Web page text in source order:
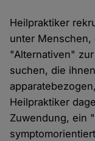
Heilpraktiker
unter Menschen,
"Alternativen"
suchen, die
Heilpraktiker
Zuwendung, ein